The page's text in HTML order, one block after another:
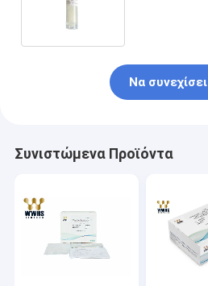
Να συνεχίσει
Συνιστώμενα Προϊόντα